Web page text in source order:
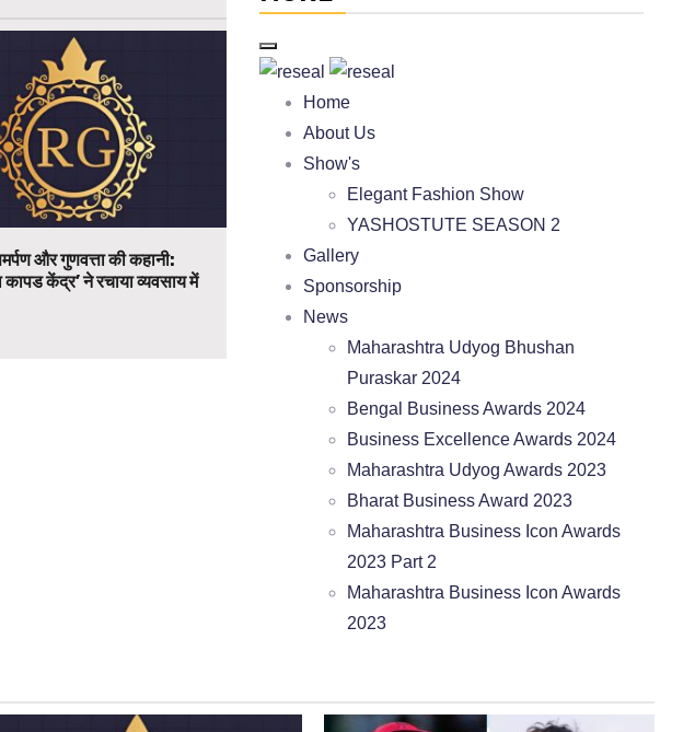
और गुणवत्ता की कहानी:
कापड केंद्र’ ने रचाया व्यवसाय में